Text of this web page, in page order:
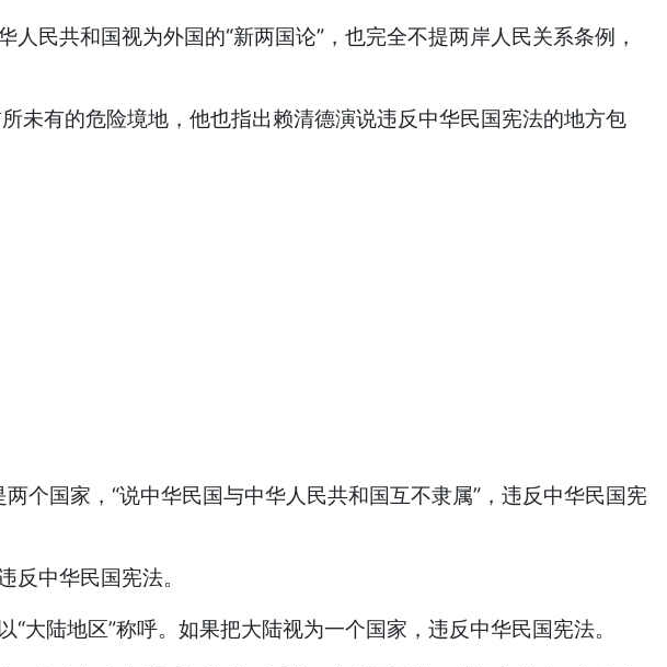
民共和国视为外国的“新两国论”，也完全不提两岸人民关系条例，
有的危险境地，他也指出赖清德演说违反中华民国宪法的地方包
国家，“说中华民国与中华人民共和国互不隶属”，违反中华民国宪
中华民国宪法。
陆地区”称呼。如果把大陆视为一个国家，违反中华民国宪法。